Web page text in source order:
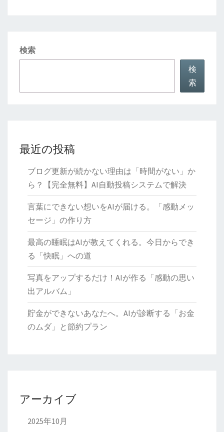
CLAY
倍
検索
検
索
最近の投稿
ブログ更新が続かない理由は「時間がない」か
ら？【完全無料】AI自動投稿システムで解決
言葉にできない想いをAIが届ける。「感動メッ
セージ」の作り方
最高の睡眠はAIが教えてくれる。今日からでき
る「快眠」への道
写真をアップするだけ！AIが作る「感動の思い
出アルバム」
貯金ができないあなたへ。AIが診断する「お金
のムダ」と節約プラン
アーカイブ
2025年10月